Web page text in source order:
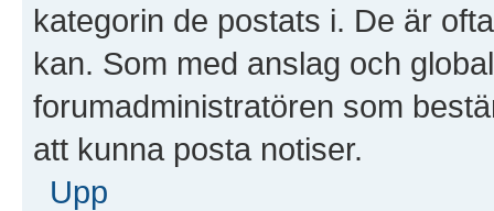
kategorin de postats i. De är
kan. Som med anslag och
forumadministratören som
att kunna posta notiser.
Upp